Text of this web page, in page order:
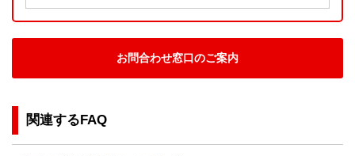
お問合わせ窓口のご案内
関連するFAQ